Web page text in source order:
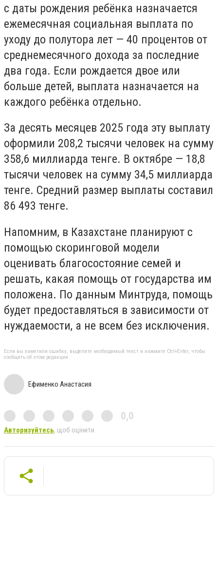
с даты рождения ребёнка назначается
ежемесячная социальная выплата по
уходу до полутора лет — 40 процентов от
среднемесячного дохода за последние
два года. Если рождается двое или
больше детей, выплата назначается на
каждого ребёнка отдельно.
За десять месяцев 2025 года эту выплату
оформили 208,2 тысячи человек на сумму
358,6 миллиарда тенге. В октябре — 18,8
тысячи человек на сумму 34,5 миллиарда
тенге. Средний размер выплаты составил
86 493 тенге.
Напомним, в Казахстане планируют с
помощью скоринговой модели
оценивать благосостояние семей и
решать, какая помощь от государства им
положена. По данным Минтруда, помощь
будет предоставляться в зависимости от
нуждаемости, а не всем без исключения.
Если вы заметили ошибку, выделите необходимый текст и нажмите Ctrl+Enter, чтобы
сообщить об этом редакции
Ефименко Анастасия
0,0
Авторизуйтесь, щоб оцінити